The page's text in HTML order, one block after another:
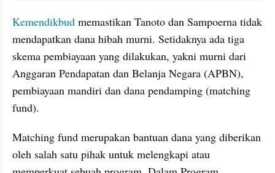
Kemendikbud memastikan Tanoto dan Sampoerna tidak
mendapatkan dana hibah murni. Setidaknya ada tiga
skema pembiayaan yang dilakukan, yakni murni dari
Anggaran Pendapatan dan Belanja Negara (APBN),
pembiayaan mandiri dan dana pendamping (matching
fund).
Matching fund merupakan bantuan dana yang diberikan
oleh salah satu pihak untuk melengkapi atau